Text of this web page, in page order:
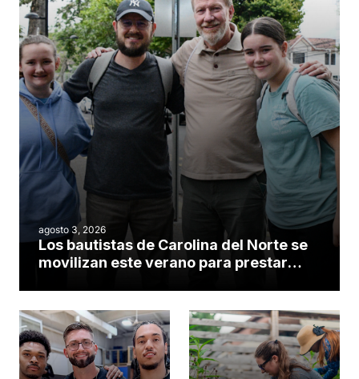
agosto 3, 2026
Los bautistas de Carolina del Norte se
movilizan este verano para prestar